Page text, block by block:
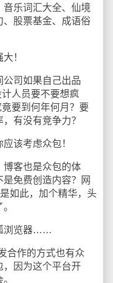
乐词汇大全、仙境
、股票基金、成语俗
！
司如果自己出品
人员要不要想疯
要到何年何月？要
有没有竞争力？
该考虑众包！
客也是众包的体
免费创造内容？网
如此，加个精华，头
浏览器……
作的方式也有众
，因为这个平台开